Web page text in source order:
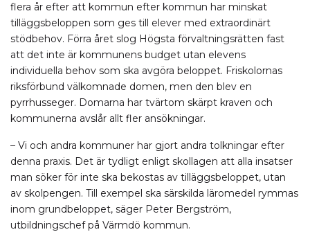
flera år efter att kommun efter kommun har minskat
tilläggsbeloppen som ges till elever med extraordinärt
stödbehov. Förra året slog Högsta förvaltningsrätten fast
att det inte är kommunens budget utan elevens
individuella behov som ska avgöra beloppet. Friskolornas
riksförbund välkomnade domen, men den blev en
pyrrhusseger. Domarna har tvärtom skärpt kraven och
kommunerna avslår allt fler ansökningar.
– Vi och andra kommuner har gjort andra tolkningar efter
denna praxis. Det är tydligt enligt skollagen att alla insatser
man söker för inte ska bekostas av tilläggsbeloppet, utan
av skolpengen. Till exempel ska särskilda läromedel rymmas
inom grundbeloppet, säger Peter Bergström,
utbildningschef på Värmdö kommun.